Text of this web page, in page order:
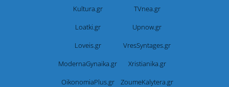
Kultura.gr
TVnea.gr
Loatki.gr
Upnow.gr
Loveis.gr
VresSyntages.gr
ModernaGynaika.gr
Xristianika.gr
OikonomiaPlus.gr
ZoumeKalytera.gr